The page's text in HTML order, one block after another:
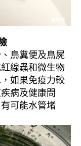
鳥糞便及鳥屍
線蟲和微生物
如果免疫力較
病及健康問
可能水管堵